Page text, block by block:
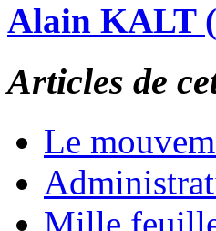
Alain KALT
Articles de
Le